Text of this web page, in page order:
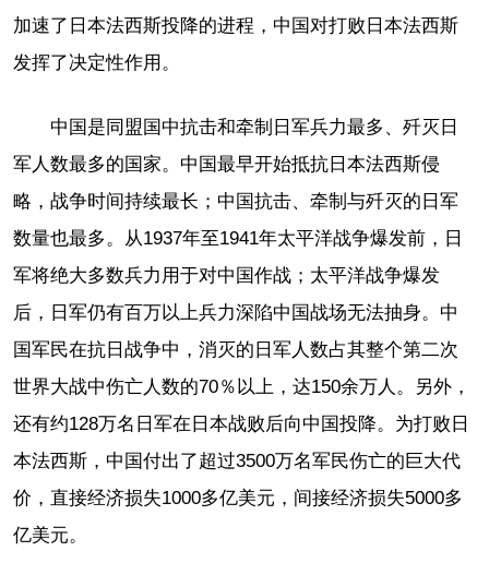
加速了日本法西斯投降的进程，中国对打败日本法西斯
发挥了决定性作用。
中国是同盟国中抗击和牵制日军兵力最多、歼灭日
军人数最多的国家。中国最早开始抵抗日本法西斯侵
略，战争时间持续最长；中国抗击、牵制与歼灭的日军
数量也最多。从1937年至1941年太平洋战争爆发前，日
军将绝大多数兵力用于对中国作战；太平洋战争爆发
后，日军仍有百万以上兵力深陷中国战场无法抽身。中
国军民在抗日战争中，消灭的日军人数占其整个第二次
世界大战中伤亡人数的70％以上，达150余万人。另外，
还有约128万名日军在日本战败后向中国投降。为打败日
本法西斯，中国付出了超过3500万名军民伤亡的巨大代
价，直接经济损失1000多亿美元，间接经济损失5000多
亿美元。